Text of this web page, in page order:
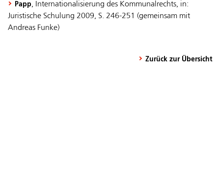
Papp, Internationalisierung des Kommunalrechts, in:
Juristische Schulung 2009, S. 246-251 (gemeinsam mit
Andreas Funke)
Zurück zur Übersicht